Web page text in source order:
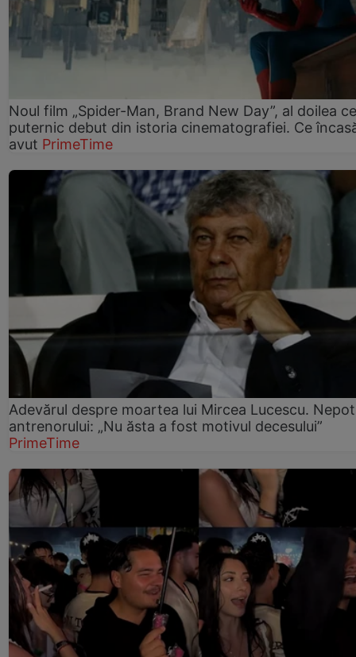
Noul film „Spider-Man, Brand New Day”, al doilea
puternic debut din istoria cinematografiei. Ce
avut PrimeTime
Adevărul despre moartea lui Mircea Lucescu.
antrenorului: „Nu ăsta a fost motivul decesului”
PrimeTime